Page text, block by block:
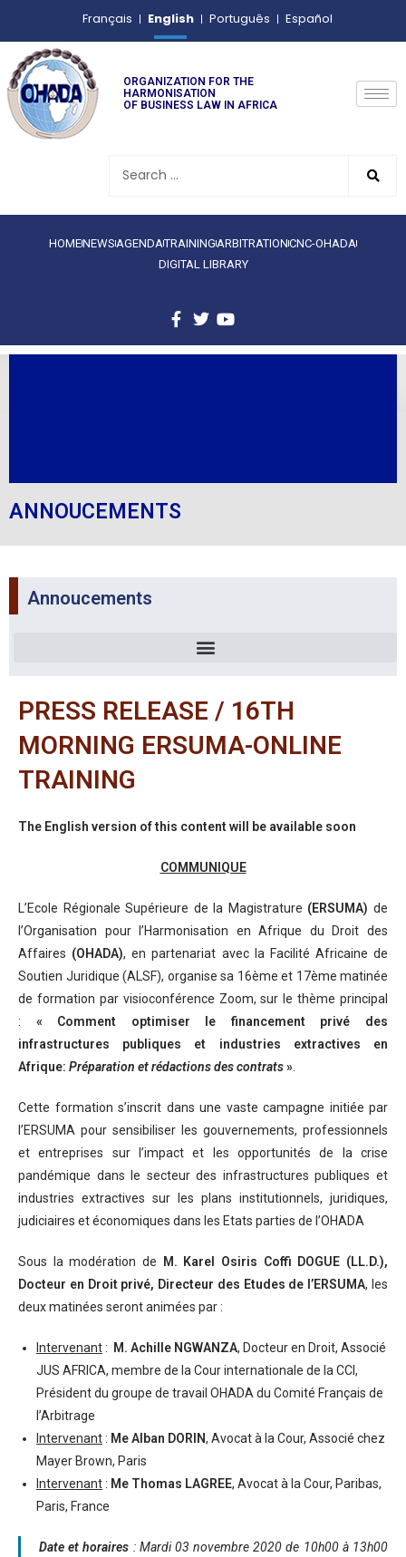
Français English Português Español
ORGANIZATION FOR THE
HARMONISATION
OF BUSINESS LAW IN AFRICA
HOMENEWS AGENDATRAINING ARBITRATIONCNC-OHADA
DIGITAL LIBRARY
ANNOUCEMENTS
Annoucements
PRESS RELEASE / 16TH
MORNING ERSUMA-ONLINE
TRAINING
The English version of this content will be available soon
COMMUNIQUE
L’Ecole Régionale Supérieure de la Magistrature (ERSUMA) de
l’Organisation pour l’Harmonisation en Afrique du Droit des
Affaires (OHADA), en partenariat avec la Facilité Africaine de
Soutien Juridique (ALSF), organise sa 16ème et 17ème matinée
de formation par visioconférence Zoom, sur le thème principal
: « Comment optimiser le financement privé des
infrastructures publiques et industries extractives en
Afrique: Préparation et rédactions des contrats»
Cette formation s’inscrit dans une vaste campagne initiée par
l’ERSUMA pour sensibiliser les gouvernements, professionnels
et entreprises sur l’impact et les opportunités de la crise
pandémique dans le secteur des infrastructures publiques et
industries extractives sur les plans institutionnels, juridiques,
judiciaires et économiques dans les Etats parties de l’OHADA
Sous la modération de M. Karel Osiris Coffi DOGUE (LL.D.),
Docteur en Droit privé, Directeur des Etudes de l’ERSUMA, les
deux matinées seront animées par :
Intervenant: M. Achille NGWANZA, Docteur en Droit, Associé
JUS AFRICA, membre de la Cour internationale de la CCI,
Président du groupe de travail OHADA du Comité Français de
l’Arbitrage
Intervenant: Me Alban DORIN, Avocat à la Cour, Associé chez
Mayer Brown, Paris
Intervenant: Me Thomas LAGREE, Avocat à la Cour, Paribas,
Paris, France
Date et horaires : Mardi 03 novembre 2020 de 10h00 à 13h00